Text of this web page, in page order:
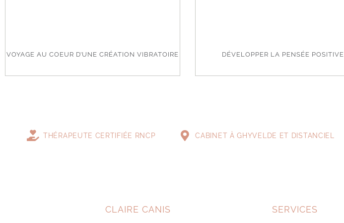
VOYAGE AU COEUR D’UNE CRÉATION VIBRATOIRE DÉVELOPPER LA PENSÉE POSITIVE
THÉRAPEUTE CERTIFIÉE RNCP CABINET À GHYVELDE ET DISTANCIEL
CLAIRE CANIS SERVICES